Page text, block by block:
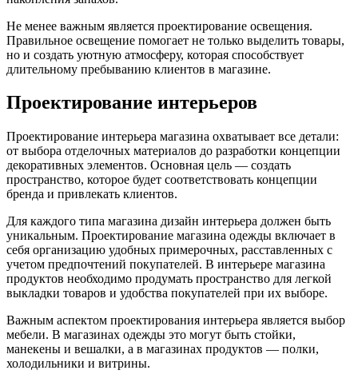
Не менее важным является проектирование освещения.
Правильное освещение помогает не только выделить товары,
но и создать уютную атмосферу, которая способствует
длительному пребыванию клиентов в магазине.
Проектирование интерьеров
Проектирование интерьера магазина охватывает все детали:
от выбора отделочных материалов до разработки концепции
декоративных элементов. Основная цель — создать
пространство, которое будет соответствовать концепции
бренда и привлекать клиентов.
Для каждого типа магазина дизайн интерьера должен быть
уникальным. Проектирование магазина одежды включает в
себя организацию удобных примерочных, расставленных с
учетом предпочтений покупателей. В интерьере магазина
продуктов необходимо продумать пространство для легкой
выкладки товаров и удобства покупателей при их выборе.
Важным аспектом проектирования интерьера является выбор
мебели. В магазинах одежды это могут быть стойки,
манекены и вешалки, а в магазинах продуктов — полки,
холодильники и витрины.